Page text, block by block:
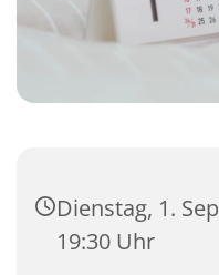
Dienstag, 1.
19:30 Uhr